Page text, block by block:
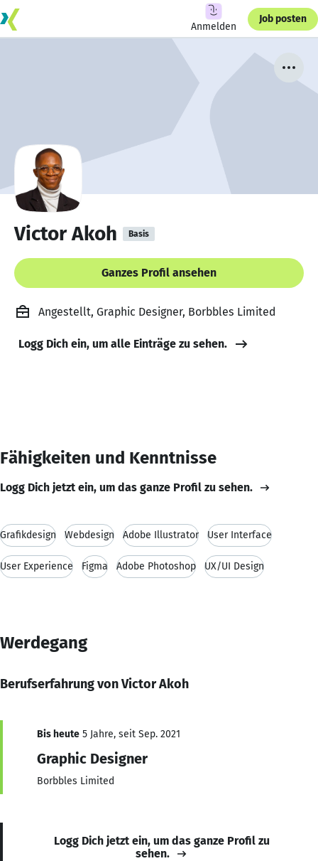
Anmelden
Job posten
Victor Akoh Basis
Ganzes Profil ansehen
Angestellt, Graphic Designer, Borbbles Limited
Logg Dich ein, um alle Einträge zu sehen.
Fähigkeiten und Kenntnisse
Logg Dich jetzt ein, um das ganze Profil zu sehen.
Grafikdesign Webdesign Adobe Illustrator User Interface
User Experience Figma Adobe Photoshop UX/UI Design
Werdegang
Berufserfahrung von Victor Akoh
Bis heute 5 Jahre, seit Sep. 2021
Graphic Designer
Borbbles Limited
Logg Dich jetzt ein, um das ganze Profil zu
sehen.